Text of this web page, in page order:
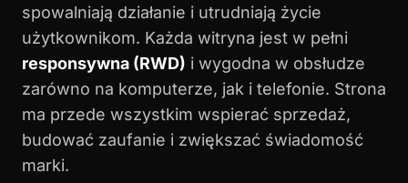
spowalniają działanie i utrudniają życie
użytkownikom. Każda witryna jest w pełni
responsywna (RWD) i wygodna w obsłudze
zarówno na komputerze, jak i telefonie. Strona
ma przede wszystkim wspierać sprzedaż,
budować zaufanie i zwiększać świadomość
marki.